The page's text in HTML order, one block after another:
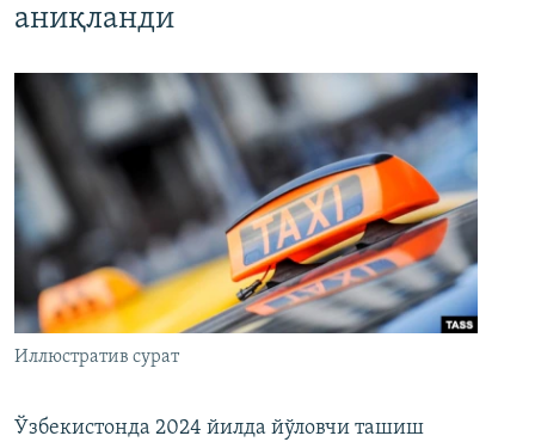
аниқланди
Иллюстратив сурат
Ўзбекистонда 2024 йилда йўловчи ташиш